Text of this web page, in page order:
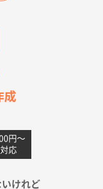
）1000枚
成
円〜
応
けれど